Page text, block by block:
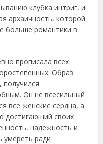
клубка интриг, и
архаичность, которой
больше романтики в
прописала всех
Образ
получился
Он не всесильный
все женские сердца, а
достигающий своих
надежность и
умереть ради